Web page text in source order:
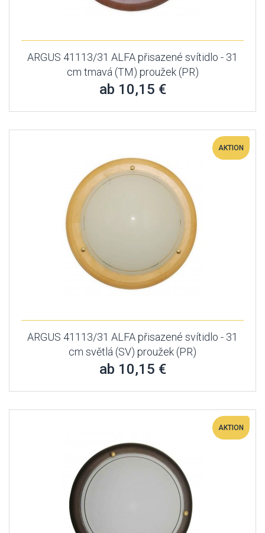
ARGUS 41113/31 ALFA přisazené svítidlo - 31
cm tmavá (TM) proužek (PR)
ab 10,15 €
AKTION
ARGUS 41113/31 ALFA přisazené svítidlo - 31
cm světlá (SV) proužek (PR)
ab 10,15 €
AKTION